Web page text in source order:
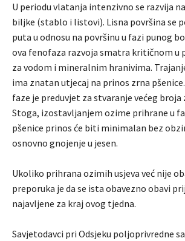
U periodu vlatanja intenzivno se razvija
biljke (stablo i listovi). Lisna površina se
puta u odnosu na površinu u fazi punog
ova fenofaza razvoja smatra kritičnom u
za vodom i mineralnim hranivima.
ima znatan utjecaj na prinos zrna
faze je preduvjet za stvaranje većeg broja
Stoga, izostavljanjem ozime prihrane u
pšenice prinos će biti minimalan bez
osnovno gnojenje u jesen.
Ukoliko prihrana ozimih usjeva već nije
preporuka je da se ista obavezno obavi
najavljene za kraj ovog tjedna.
Savjetodavci pri Odsjeku poljoprivredne